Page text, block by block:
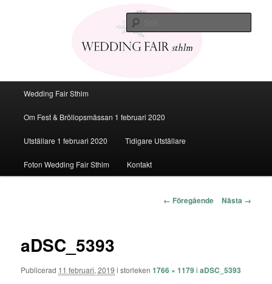
Bröllopsmässa Stockholm 2020
Hoppa
till
huvudinnehåll
Wedding Fair Sthlm
Om Fest & Bröllopsmässan 1 februari 2020
Utställare 1 februari 2020 Tidigare Utställare
Foton Wedding Fair Sthlm Kontakt
Bildnavigering
← Föregående Nästa →
aDSC_5393
Publicerad 11 februari, 2019 i storleken1766 × 1179iaDSC_5393